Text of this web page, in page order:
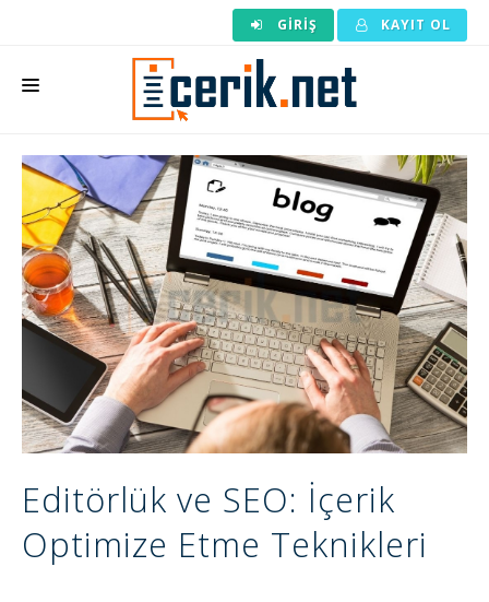
GIRIŞ KAYIT OL
ANASAYFA
MAKALE SIPARIŞI
HAZIR MAKALE
EDITÖRLÜK
BACKLINK
YAZARLAR
ARAÇLAR
KURUMSAL
Editörlük ve SEO: İçerik
Optimize Etme Teknikleri